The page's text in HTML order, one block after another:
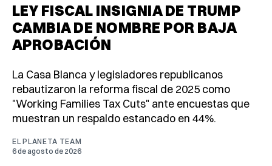
LEY FISCAL INSIGNIA DE TRUMP
CAMBIA DE NOMBRE POR BAJA
APROBACIÓN
La Casa Blanca y legisladores republicanos
rebautizaron la reforma fiscal de 2025 como
"Working Families Tax Cuts" ante encuestas que
muestran un respaldo estancado en 44%.
EL PLANETA TEAM
6 de agosto de 2026